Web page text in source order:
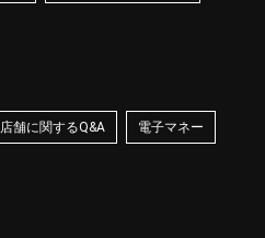
店舗に関するQ&A 電子マネー